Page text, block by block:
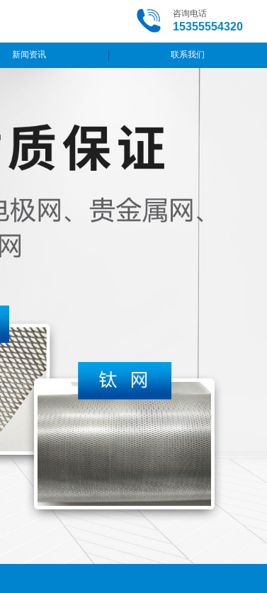
咨询电话
15355554320
新闻资讯 联系我们